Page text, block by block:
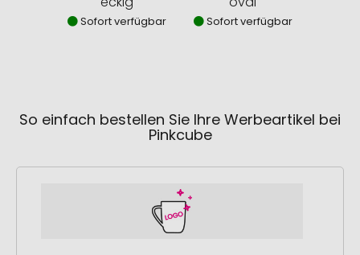
Sofort verfügbar Sofort verfügbar
So einfach bestellen Sie Ihre Werbeartikel bei
Pinkcube